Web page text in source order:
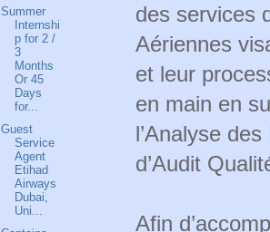
des services
Aériennes
et leur
en main en
l’Analyse
d’Audit
Afin
Summer
Internshi
p for 2 /
3
Months
Or 45
Days
for...
Guest
Service
Agent
Etihad
Airways
Dubai,
Uni...